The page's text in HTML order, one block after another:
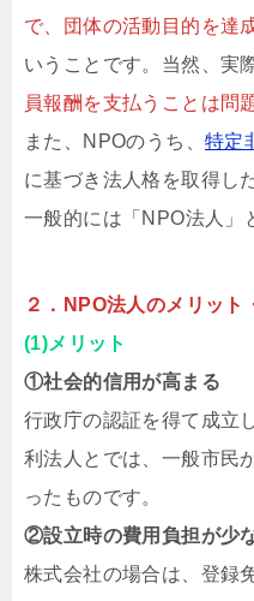
で、団体の活動目的を達
いうことです。当然、実
員報酬を支払うことは問
また、NPOのうち、 特定
に基づき法人格を取得し
一般的には「NPO法人」
２．NPO法人のメリット
(1)メリット
①社会的信用が高まる
行政庁の認証を得て成立
利法人とでは、一般市民
ったものです。
②設立時の費用負担が少
株式会社の場合は、登録